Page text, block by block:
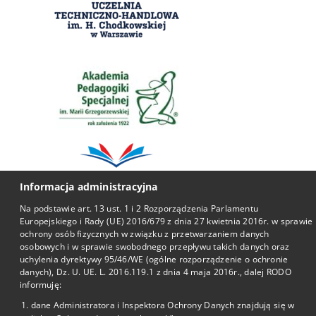
Przydatne
Facebook
Informacja administracyjna
Na podstawie art. 13 ust. 1 i 2 Rozporządzenia Parlamentu
Europejskiego i Rady (UE) 2016/679 z dnia 27 kwietnia 2016r. w sprawie
ochrony osób fizycznych w związku z przetwarzaniem danych
osobowych i w sprawie swobodnego przepływu takich danych oraz
uchylenia dyrektywy 95/46/WE (ogólne rozporządzenie o ochronie
danych), Dz. U. UE. L. 2016.119.1 z dnia 4 maja 2016r., dalej RODO
informuję:
dane Administratora i Inspektora Ochrony Danych znajdują się w